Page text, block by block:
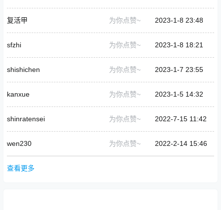
复活甲 为你点赞~ 2023-1-8 23:48
sfzhi 为你点赞~ 2023-1-8 18:21
shishichen 为你点赞~ 2023-1-7 23:55
kanxue 为你点赞~ 2023-1-5 14:32
shinratensei 为你点赞~ 2022-7-15 11:42
wen230 为你点赞~ 2022-2-14 15:46
查看更多